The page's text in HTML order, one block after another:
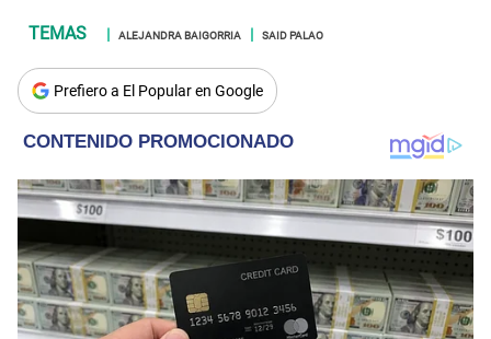
ALEJANDRA BAIGORRIA SAID PALAO
Prefiero a El Popular en Google